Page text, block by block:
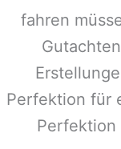
fahren
Perfektion für